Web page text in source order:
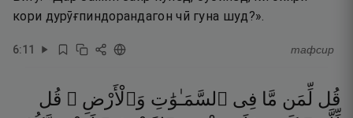
кори дурӯғпиндорандагон чӣ гуна шуд?».
6:11 тафсир
قُل لِّمَن مَّا فِى ٱلسَّمَـٰوَٰتِ وَٱلْأَرْضِ ۖ قُل